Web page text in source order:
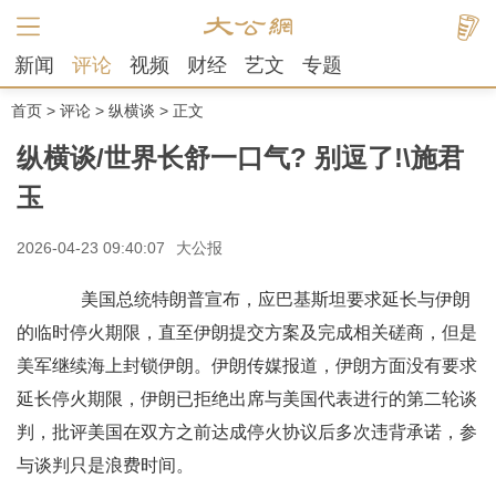
新闻 评论 视频 财经 艺文 专题
首页 > 评论 > 纵横谈 > 正文
纵横谈/世界长舒一口气? 别逗了!\施君
玉
2026-04-23 09:40:07 大公报
美国总统特朗普宣布，应巴基斯坦要求延长与伊朗
的临时停火期限，直至伊朗提交方案及完成相关磋商，但是
美军继续海上封锁伊朗。伊朗传媒报道，伊朗方面没有要求
延长停火期限，伊朗已拒绝出席与美国代表进行的第二轮谈
判，批评美国在双方之前达成停火协议后多次违背承诺，参
与谈判只是浪费时间。